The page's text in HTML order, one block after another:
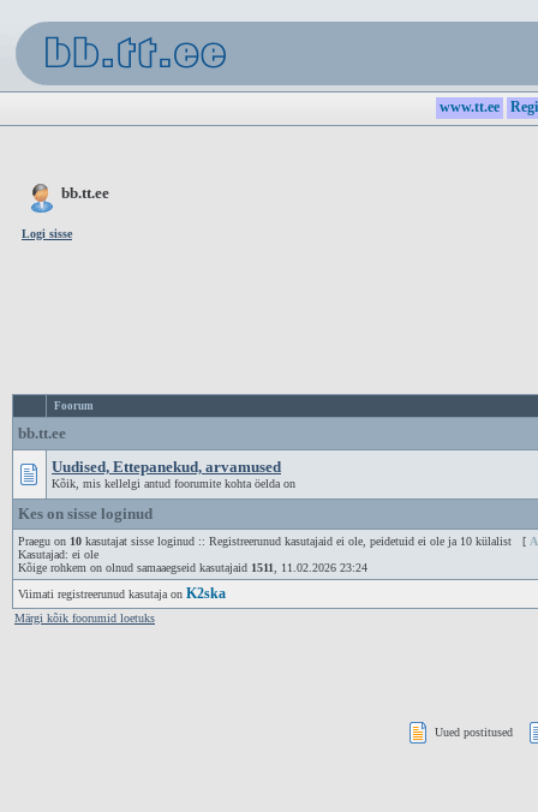
www.tt.ee
bb.tt.ee
Logi sisse
Foorum
bb.tt.ee
Uudised, Ettepanekud, arvamused
Kõik, mis kellelgi antud foorumite kohta öelda on
Kes on sisse loginud
Praegu on 10 kasutajat sisse loginud :: Registreerunud kasutajaid ei ole, peidetuid ei ole ja 10 külalist [
Kasutajad: ei ole
Kõige rohkem on olnud samaaegseid kasutajaid 1511 , 11.02.2026 23:24
Viimati registreerunud kasutaja on K2ska
Märgi kõik foorumid loetuks
Uued postitused